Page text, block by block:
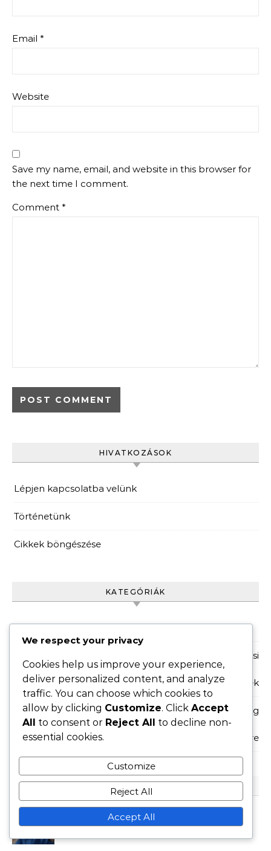
Email *
Website
Save my name, email, and website in this browser for
the next time I comment.
Comment *
HIVATKOZÁSOK
Lépjen kapcsolatba velünk
Történetünk
Cikkek böngészése
KATEGÓRIÁK
A képernyőfeszültség tünetei
Képernyőhasználók számára készült szemápolási
tippek
Könnyítő technikák a képernyő okozta feszültség
enyhítésére
Szemápolási tippek:
Pislogási gyakoriság,
Képernyő távolság,
We respect your privacy
Cookies help us improve your experience,
deliver personalized content, and analyze
traffic. You can choose which cookies to
allow by clicking Customize. Click Accept
All to consent or Reject All to decline non-
essential cookies.
Customize
Reject All
Accept All